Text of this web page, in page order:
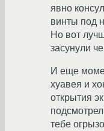
явно
винты под
Но вот
засунули
И еще
хуавея и
открытия
тебе